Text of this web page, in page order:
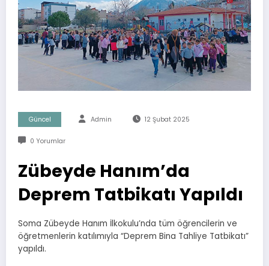
Güncel Admin 12 Şubat 2025
0 Yorumlar
Zübeyde Hanım’da
Deprem Tatbikatı Yapıldı
Soma Zübeyde Hanım İlkokulu’nda tüm öğrencilerin ve
öğretmenlerin katılımıyla “Deprem Bina Tahliye Tatbikatı”
yapıldı.